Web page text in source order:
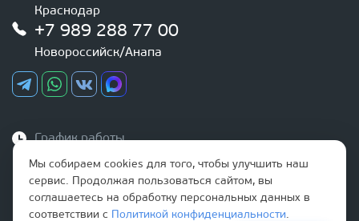
Краснодар
+7 989 288 77 00
Новороссийск/Анапа
График работы
с 9:00 до 20:00
Наша почта
Мы собираем cookies для того, чтобы улучшить наш
сервис. Продолжая пользоваться сайтом, вы
соглашаетесь на обработку персональных данных в
соответствии с
Политикой конфиденциальности.